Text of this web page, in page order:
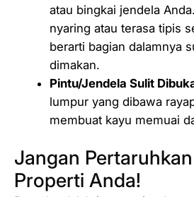
atau bingkai jendela
nyaring atau terasa tipis
berarti bagian dalamnya
dimakan.
Pintu/Jendela Sulit
lumpur yang dibawa
membuat kayu memuai
Jangan
Properti Anda!